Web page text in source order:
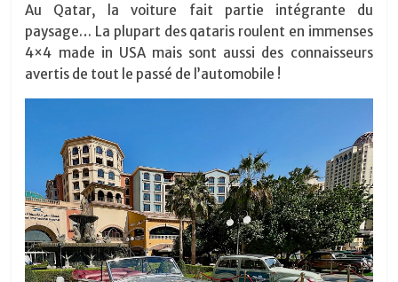
Au Qatar, la voiture fait partie intégrante du
paysage… La plupart des qataris roulent en immenses
4×4 made in USA mais sont aussi des connaisseurs
avertis de tout le passé de l’automobile !